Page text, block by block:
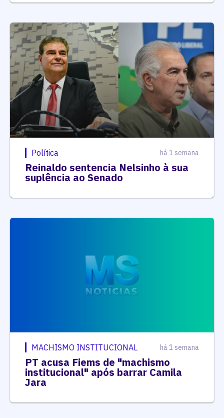
Política há 1 semana
Reinaldo sentencia Nelsinho à sua
suplência ao Senado
MACHISMO INSTITUCIONAL há 1 semana
PT acusa Fiems de "machismo
institucional" após barrar Camila
Jara